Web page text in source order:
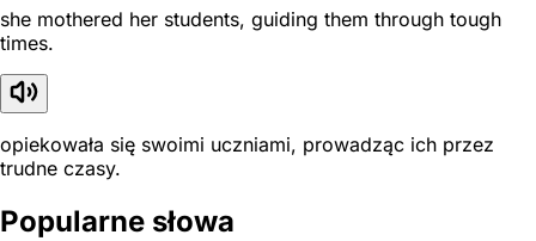
she mothered her students, guiding them through tough
times.
opiekowała się swoimi uczniami, prowadząc ich przez
trudne czasy.
Popularne słowa